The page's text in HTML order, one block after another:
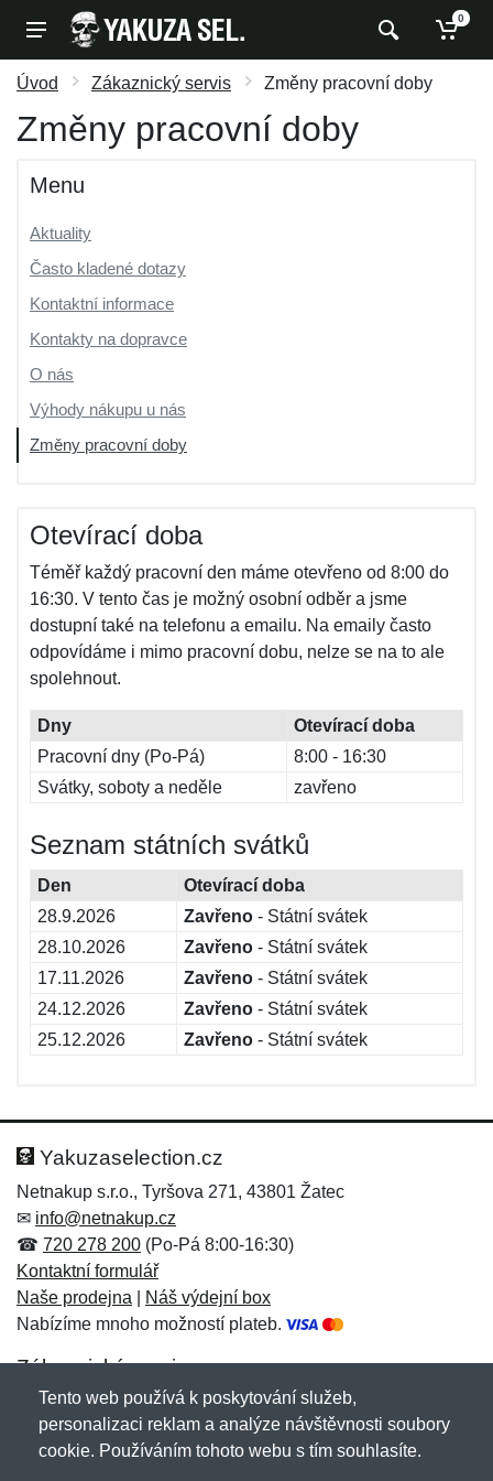
0
Úvod Zákaznický servis Změny pracovní doby
Změny pracovní doby
Menu
Aktuality
Často kladené dotazy
Kontaktní informace
Kontakty na dopravce
O nás
Výhody nákupu u nás
Změny pracovní doby
Otevírací doba
Téměř každý pracovní den máme otevřeno od 8:00 do
16:30. V tento čas je možný osobní odběr a jsme
dostupní také na telefonu a emailu. Na emaily často
odpovídáme i mimo pracovní dobu, nelze se na to ale
spolehnout.
Dny
Otevírací doba
Pracovní dny (Po-Pá)
8:00 - 16:30
Svátky, soboty a neděle
zavřeno
Seznam státních svátků
Den
Otevírací doba
28.9.2026
Zavřeno - Státní svátek
28.10.2026
Zavřeno - Státní svátek
17.11.2026
Zavřeno - Státní svátek
24.12.2026
Zavřeno - Státní svátek
25.12.2026
Zavřeno - Státní svátek
Yakuzaselection.cz
Netnakup s.r.o., Tyršova 271, 43801 Žatec
✉ info@netnakup.cz
☎ 720 278 200 (Po-Pá 8:00-16:30)
Kontaktní formulář
Naše prodejna
Náš výdejní box
Nabízíme mnoho možností plateb.
Zákaznický servis
Novinky emailem
Tento web používá k poskytování služeb,
personalizaci reklam a analýze návštěvnosti soubory
cookie. Používáním tohoto webu s tím souhlasíte.